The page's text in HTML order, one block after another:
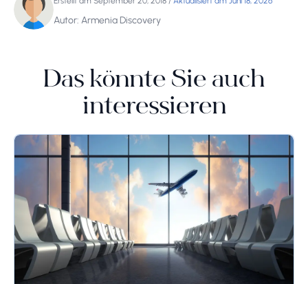
Autor: Armenia Discovery
Das könnte Sie auch
interessieren